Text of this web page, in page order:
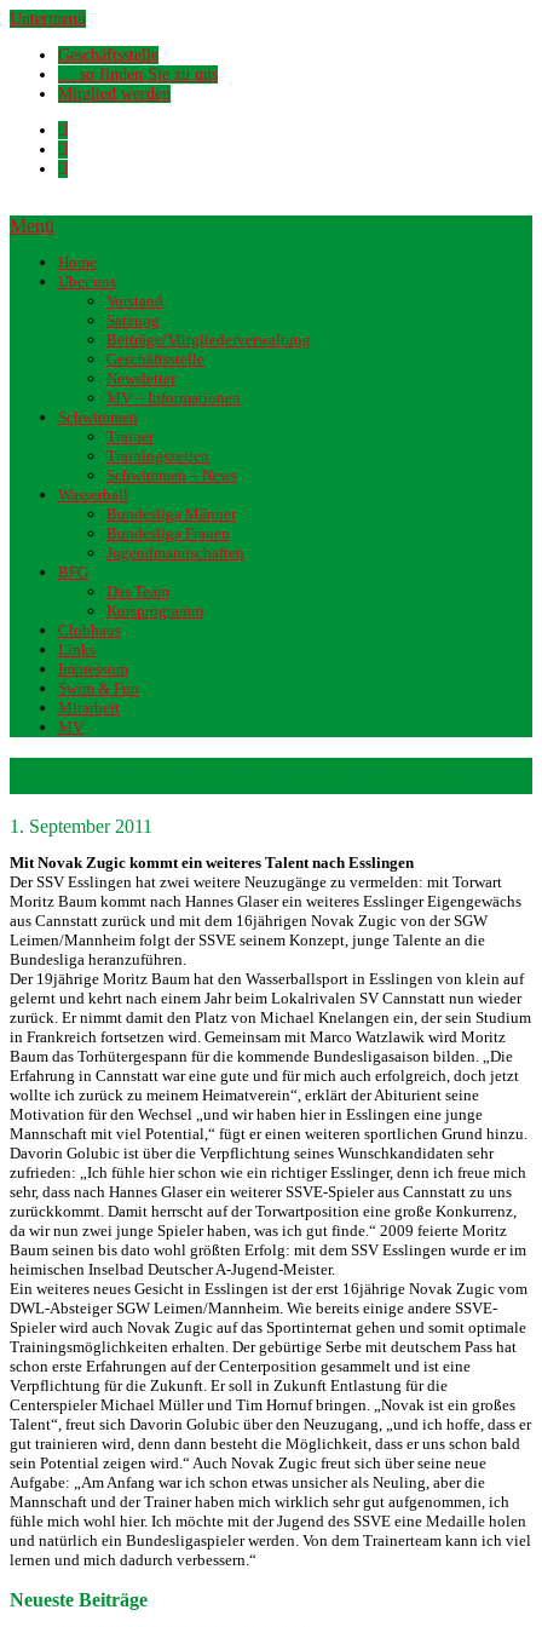
Untermenü
Geschäftsstelle
… so finden Sie zu uns
Mitglied werden
Menü
Home
Über uns
Vorstand
Satzung
Beiträge/Mitgliederverwaltung
Geschäftsstelle
Newsletter
MV – Informationen
Schwimmen
Trainer
Trainingszeiten
Schwimmen – News
Wasserball
Bundesliga Männer
Bundesliga Frauen
Jugendmannschaften
BFG
Das Team
Kursprogramm
Clubhaus
Links
Impressum
Swim & Fun
Mitarbeit
MV
1. September 2011
Mit Novak Zugic kommt ein weiteres Talent nach Esslingen
Der SSV Esslingen hat zwei weitere Neuzugänge zu vermelden: mit Torwart
Moritz Baum kommt nach Hannes Glaser ein weiteres Esslinger Eigengewächs
aus Cannstatt zurück und mit dem 16jährigen Novak Zugic von der SGW
Leimen/Mannheim folgt der SSVE seinem Konzept, junge Talente an die
Bundesliga heranzuführen.
Der 19jährige Moritz Baum hat den Wasserballsport in Esslingen von klein auf
gelernt und kehrt nach einem Jahr beim Lokalrivalen SV Cannstatt nun wieder
zurück. Er nimmt damit den Platz von Michael Knelangen ein, der sein Studium
in Frankreich fortsetzen wird. Gemeinsam mit Marco Watzlawik wird Moritz
Baum das Torhütergespann für die kommende Bundesligasaison bilden. „Die
Erfahrung in Cannstatt war eine gute und für mich auch erfolgreich, doch jetzt
wollte ich zurück zu meinem Heimatverein“, erklärt der Abiturient seine
Motivation für den Wechsel „und wir haben hier in Esslingen eine junge
Mannschaft mit viel Potential,“ fügt er einen weiteren sportlichen Grund hinzu.
Davorin Golubic ist über die Verpflichtung seines Wunschkandidaten sehr
zufrieden: „Ich fühle hier schon wie ein richtiger Esslinger, denn ich freue mich
sehr, dass nach Hannes Glaser ein weiterer SSVE-Spieler aus Cannstatt zu uns
zurückkommt. Damit herrscht auf der Torwartposition eine große Konkurrenz,
da wir nun zwei junge Spieler haben, was ich gut finde.“ 2009 feierte Moritz
Baum seinen bis dato wohl größten Erfolg: mit dem SSV Esslingen wurde er im
heimischen Inselbad Deutscher A-Jugend-Meister.
Ein weiteres neues Gesicht in Esslingen ist der erst 16jährige Novak Zugic vom
DWL-Absteiger SGW Leimen/Mannheim. Wie bereits einige andere SSVE-
Spieler wird auch Novak Zugic auf das Sportinternat gehen und somit optimale
Trainingsmöglichkeiten erhalten. Der gebürtige Serbe mit deutschem Pass hat
schon erste Erfahrungen auf der Centerposition gesammelt und ist eine
Verpflichtung für die Zukunft. Er soll in Zukunft Entlastung für die
Centerspieler Michael Müller und Tim Hornuf bringen. „Novak ist ein großes
Talent“, freut sich Davorin Golubic über den Neuzugang, „und ich hoffe, dass er
gut trainieren wird, denn dann besteht die Möglichkeit, dass er uns schon bald
sein Potential zeigen wird.“ Auch Novak Zugic freut sich über seine neue
Aufgabe: „Am Anfang war ich schon etwas unsicher als Neuling, aber die
Mannschaft und der Trainer haben mich wirklich sehr gut aufgenommen, ich
fühle mich wohl hier. Ich möchte mit der Jugend des SSVE eine Medaille holen
und natürlich ein Bundesligaspieler werden. Von dem Trainerteam kann ich viel
lernen und mich dadurch verbessern.“
Neueste Beiträge